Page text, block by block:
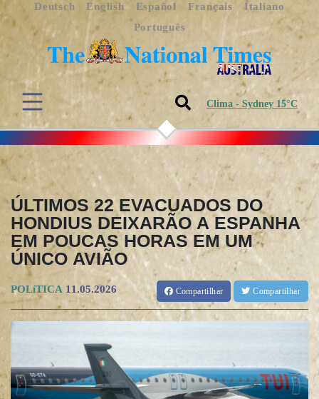
Deutsch English Español Français
Italiano
Português
Clima - Sydney 15°C
ÚLTIMOS 22 EVACUADOS DO
HONDIUS DEIXARÃO A ESPANHA
EM POUCAS HORAS EM UM
ÚNICO AVIÃO
POLíTICA 11.05.2026 Compartilhar Compartilhar